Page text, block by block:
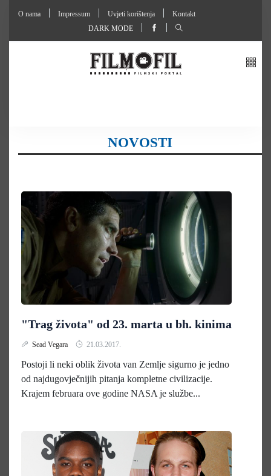
O nama Impressum Uvjeti korištenja
Kontakt
DARK MODE
NOVOSTI
"Trag života" od 23. marta u bh. kinima
Sead Vegara 21.03.2017.
Postoji li neki oblik života van Zemlje sigurno je jedno
od najdugovječnijih pitanja kompletne civilizacije.
Krajem februara ove godine NASA je službe...